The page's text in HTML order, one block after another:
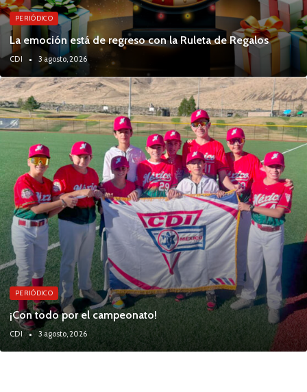
PERIÓDICO
La emoción está de regreso con la Ruleta de Regalos
CDI 3 agosto, 2026
PERIÓDICO
¡Con todo por el campeonato!
CDI 3 agosto, 2026